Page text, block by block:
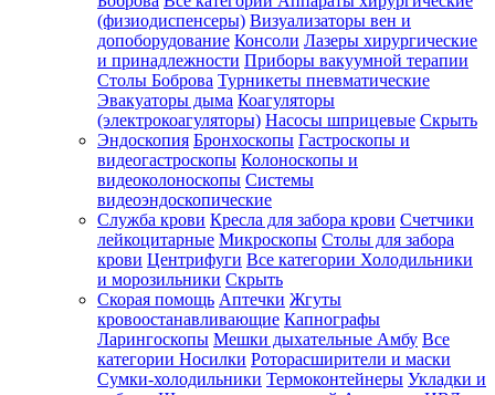
(физиодиспенсеры) Визуализаторы вен и
допоборудование Консоли Лазеры хирургические
и принадлежности Приборы вакуумной терапии
Столы Боброва Турникеты пневматические
Эвакуаторы дыма Коагуляторы
(электрокоагуляторы) Насосы шприцевые Скрыть
Эндоскопия Бронхоскопы Гастроскопы и
видеогастроскопы Колоноскопы и
видеоколоноскопы Системы
видеоэндоскопические
Служба крови Кресла для забора крови Счетчики
лейкоцитарные Микроскопы Столы для забора
крови Центрифуги Все категории Холодильники
и морозильники Скрыть
Скорая помощь Аптечки Жгуты
кровоостанавливающие Капнографы
Ларингоскопы Мешки дыхательные Амбу Все
категории Носилки Роторасширители и маски
Сумки-холодильники Термоконтейнеры Укладки и